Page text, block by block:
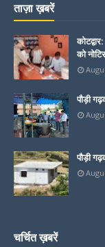
ताज़ा ख़बरें
को
पौड़ी
पौड़ी
चर्चित ख़बरें